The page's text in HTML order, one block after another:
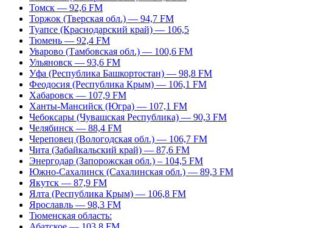
Томск — 92,6 FM
Торжок (Тверская обл.) — 94,7 FM
Туапсе (Краснодарский край) — 106,5
Тюмень — 92,4 FM
Уварово (Тамбовская обл.) — 100,6 FM
Ульяновск — 93,6 FM
Уфа (Республика Башкортостан) — 98,8 FM
Феодосия (Республика Крым) — 106,1 FM
Хабаровск — 107,9 FM
Ханты-Мансийск (Югра) — 107,1 FM
Чебоксары (Чувашская Республика) — 90,3 FM
Челябинск — 88,4 FM
Череповец (Вологодская обл.) — 106,7 FM
Чита (Забайкальский край) — 87,6 FM
Энергодар (Запорожская обл.) – 104,5 FM
Южно-Сахалинск (Сахалинская обл.) — 89,3 FM
Якутск — 87,9 FM
Ялта (Республика Крым) — 106,8 FM
Ярославль — 98,3 FM
Тюменская область: